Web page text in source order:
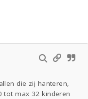
die zij hanteren,
tot max 32 kinderen